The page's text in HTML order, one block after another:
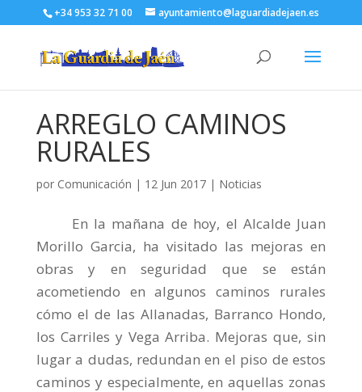
+34 953 32 71 00 ayuntamiento@laguardiadejaen.es
ARREGLO CAMINOS
RURALES
por Comunicación | 12 Jun 2017| Noticias
En la mañana de hoy, el Alcalde Juan
Morillo Garcia, ha visitado las mejoras en
obras y en seguridad que se están
acometiendo en algunos caminos rurales
cómo el de las Allanadas, Barranco Hondo,
los Carriles y Vega Arriba. Mejoras que, sin
lugar a dudas, redundan en el piso de estos
caminos y especialmente, en aquellas zonas